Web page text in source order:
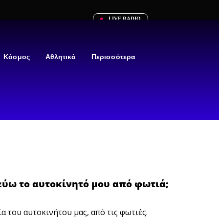
LIVE RADIO
Κόσμος Αθλητικά Περισσότερα
το αυτοκίνητό μου από φωτιά;
του αυτοκινήτου μας, από τις φωτιές.